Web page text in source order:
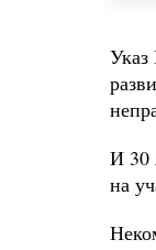
Указ
И 30
на